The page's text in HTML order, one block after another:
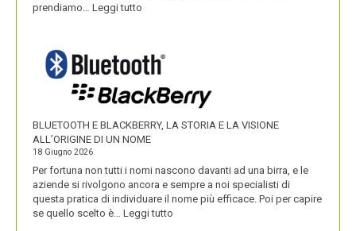
prendiamo… Leggi tutto
NOMI
DEI
SUOI
PRODOTTI
BLUETOOTH E BLACKBERRY, LA STORIA E LA VISIONE
ALL’ORIGINE DI UN NOME
18 Giugno 2026
Per fortuna non tutti i nomi nascono davanti ad una birra, e le
aziende si rivolgono ancora e sempre a noi specialisti di
questa pratica di individuare il nome più efficace. Poi per capire
se quello scelto è… Leggi tutto